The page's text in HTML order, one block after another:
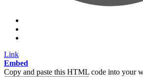
Link
Embed
Copy and paste this HTML code into your